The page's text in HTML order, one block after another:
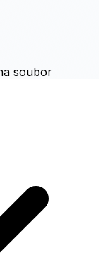
soubor